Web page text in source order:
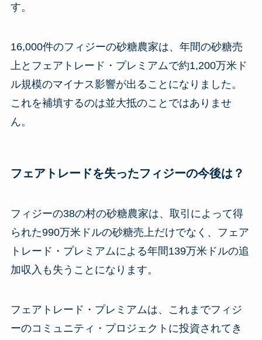
す。
16,000件のフィジーの砂糖農家は、年間の砂糖売
上とフェアトレード・プレミアムで約1,200万米ド
ル規模のマイナス影響が出ることになりました。
これを補填するのは並大抵のことではありませ
ん。
フェアトレードを失ったフィジーの今後は？
フィジーの38の村の砂糖農家は、取引によって得
られた990万米ドルの砂糖売上だけでなく、フェア
トレード・プレミアムによる年間139万米ドルの追
加収入も失うことになります。
フェアトレード・プレミアムは、これまでフィジ
ーのコミュニティ・プロジェクトに投資されてき